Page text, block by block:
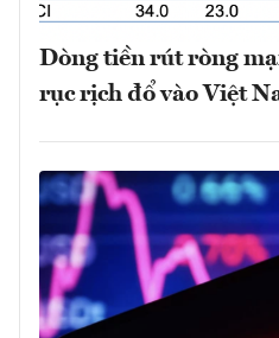
Dòng tiền rút ròng
rục rịch đổ vào Việt